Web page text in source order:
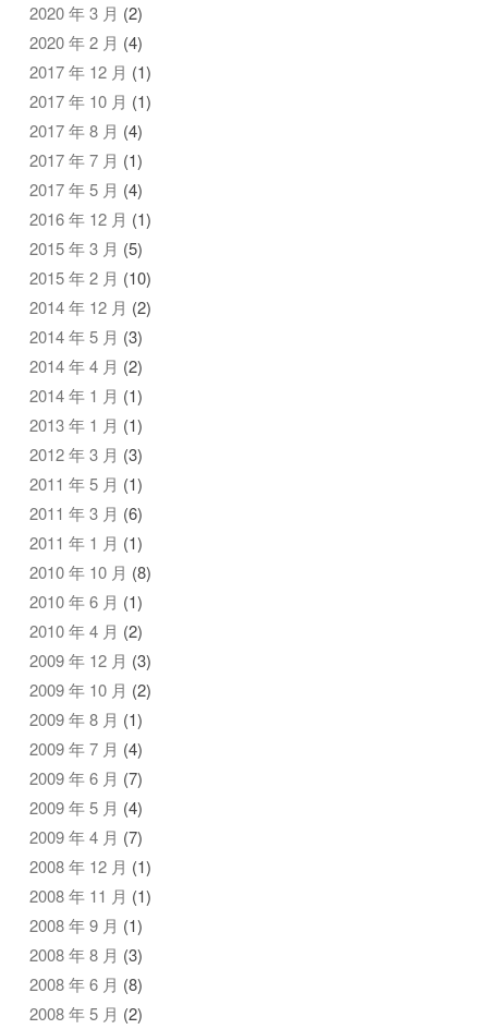
2020 年 3 月 (2)
2020 年 2 月 (4)
2017 年 12 月 (1)
2017 年 10 月 (1)
2017 年 8 月 (4)
2017 年 7 月 (1)
2017 年 5 月 (4)
2016 年 12 月 (1)
2015 年 3 月 (5)
2015 年 2 月 (10)
2014 年 12 月 (2)
2014 年 5 月 (3)
2014 年 4 月 (2)
2014 年 1 月 (1)
2013 年 1 月 (1)
2012 年 3 月 (3)
2011 年 5 月 (1)
2011 年 3 月 (6)
2011 年 1 月 (1)
2010 年 10 月 (8)
2010 年 6 月 (1)
2010 年 4 月 (2)
2009 年 12 月 (3)
2009 年 10 月 (2)
2009 年 8 月 (1)
2009 年 7 月 (4)
2009 年 6 月 (7)
2009 年 5 月 (4)
2009 年 4 月 (7)
2008 年 12 月 (1)
2008 年 11 月 (1)
2008 年 9 月 (1)
2008 年 8 月 (3)
2008 年 6 月 (8)
2008 年 5 月 (2)